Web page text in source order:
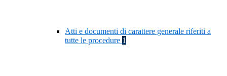
Atti e documenti di carattere generale riferiti a
tutte le procedure 1